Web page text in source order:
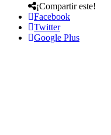
¡Compartir este!
Facebook
Twitter
Google Plus